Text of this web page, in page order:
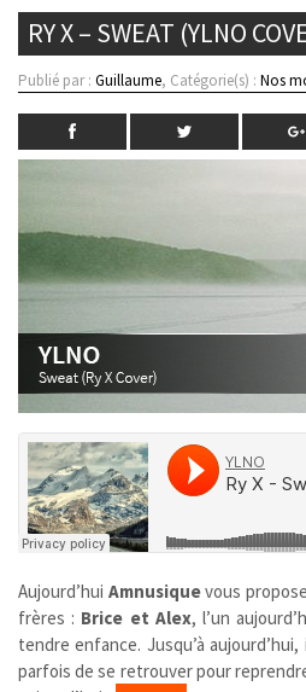
RY X – SWEAT (YLNO
Publié par :Guillaume, Catégorie(s) :Nos
Aujourd’hui Amnusiquevous
frères : Brice et Alex, l’un
tendre enfance. Jusqu’à
parfois de se retrouver pour